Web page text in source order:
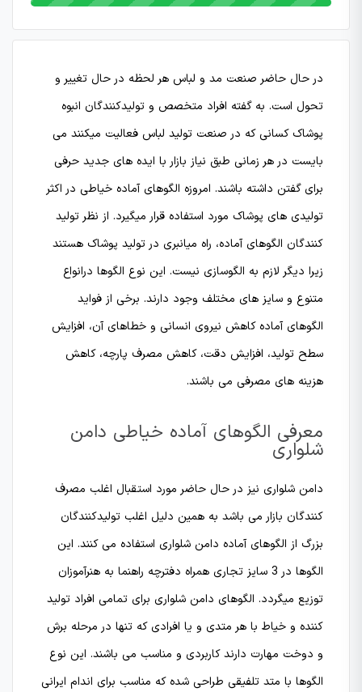
در حال حاضر صنعت مد و لباس هر لحظه در حال تغییر و
تحول است. به گفته افراد متخصص و تولیدکنندگان انبوه
پوشاک کسانی که در صنعت تولید لباس فعالیت میکنند می
بایست در هر زمانی طبق نیاز بازار با ایده های جدید حرفی
برای گفتن داشته باشند. امروزه الگوهای آماده خیاطی در اکثر
تولیدی های پوشاک مورد استفاده قرار میگیرد. از نظر تولید
کنندگان الگوهای آماده، راه میانبری در تولید پوشاک هستند
زیرا دیگر لازم به الگوسازی نیست. این نوع الگوها درانواع
متنوع و سایز های مختلف وجود دارند. برخی از فواید
الگوهای آماده کاهش نیروی انسانی و خطاهای آن، افزایش
سطح تولید، افزایش دقت، کاهش مصرف پارچه، کاهش
هزینه های مصرفی می باشند.
معرفی الگوهای آماده خیاطی دامن
شلواری
دامن شلواری نیز در حال حاضر مورد استقبال اغلب مصرف
کنندگان بازار می باشد به همین دلیل اغلب تولیدکنندگان
بزرگ از الگوهای آماده دامن شلواری استفاده می کنند. این
الگوها در 3 سایز تجاری همراه دفترچه راهنما به هنرآموزان
توزیع میگردد. الگوهای دامن شلواری برای تمامی افراد تولید
کننده و خیاط با هر متدی و یا افرادی که تنها در مرحله برش
و دوخت مهارت دارند کاربردی و مناسب می باشند. این نوع
الگوها با متد تلفیقی طراحی شده که مناسب برای اندام ایرانی